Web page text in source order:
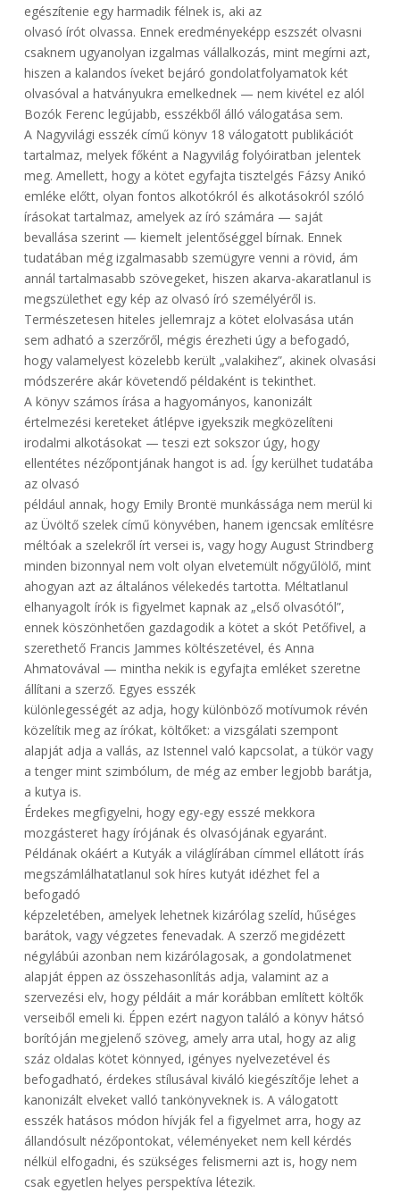
egészítenie egy harmadik félnek is, aki az
olvasó írót olvassa. Ennek eredményeképp eszszét olvasni
csaknem ugyanolyan izgalmas vállalkozás, mint megírni azt,
hiszen a kalandos íveket bejáró gondolatfolyamatok két
olvasóval a hatványukra emelkednek — nem kivétel ez alól
Bozók Ferenc legújabb, esszékből álló válogatása sem.
A Nagyvilági esszék című könyv 18 válogatott publikációt
tartalmaz, melyek főként a Nagyvilág folyóiratban jelentek
meg. Amellett, hogy a kötet egyfajta tisztelgés Fázsy Anikó
emléke előtt, olyan fontos alkotókról és alkotásokról szóló
írásokat tartalmaz, amelyek az író számára — saját
bevallása szerint — kiemelt jelentőséggel bírnak. Ennek
tudatában még izgalmasabb szemügyre venni a rövid, ám
annál tartalmasabb szövegeket, hiszen akarva-akaratlanul is
megszülethet egy kép az olvasó író személyéről is.
Természetesen hiteles jellemrajz a kötet elolvasása után
sem adható a szerzőről, mégis érezheti úgy a befogadó,
hogy valamelyest közelebb került „valakihez”, akinek olvasási
módszerére akár követendő példaként is tekinthet.
A könyv számos írása a hagyományos, kanonizált
értelmezési kereteket átlépve igyekszik megközelíteni
irodalmi alkotásokat — teszi ezt sokszor úgy, hogy
ellentétes nézőpontjának hangot is ad. Így kerülhet tudatába
az olvasó
például annak, hogy Emily Brontë munkássága nem merül ki
az Üvöltő szelek című könyvében, hanem igencsak említésre
méltóak a szelekről írt versei is, vagy hogy August Strindberg
minden bizonnyal nem volt olyan elvetemült nőgyűlölő, mint
ahogyan azt az általános vélekedés tartotta. Méltatlanul
elhanyagolt írók is figyelmet kapnak az „első olvasótól”,
ennek köszönhetően gazdagodik a kötet a skót Petőfivel, a
szerethető Francis Jammes költészetével, és Anna
Ahmatovával — mintha nekik is egyfajta emléket szeretne
állítani a szerző. Egyes esszék
különlegességét az adja, hogy különböző motívumok révén
közelítik meg az írókat, költőket: a vizsgálati szempont
alapját adja a vallás, az Istennel való kapcsolat, a tükör vagy
a tenger mint szimbólum, de még az ember legjobb barátja,
a kutya is.
Érdekes megfigyelni, hogy egy-egy esszé mekkora
mozgásteret hagy írójának és olvasójának egyaránt.
Példának okáért a Kutyák a világlírában címmel ellátott írás
megszámlálhatatlanul sok híres kutyát idézhet fel a
befogadó
képzeletében, amelyek lehetnek kizárólag szelíd, hűséges
barátok, vagy végzetes fenevadak. A szerző megidézett
négylábúi azonban nem kizárólagosak, a gondolatmenet
alapját éppen az összehasonlítás adja, valamint az a
szervezési elv, hogy példáit a már korábban említett költők
verseiből emeli ki. Éppen ezért nagyon találó a könyv hátsó
borítóján megjelenő szöveg, amely arra utal, hogy az alig
száz oldalas kötet könnyed, igényes nyelvezetével és
befogadható, érdekes stílusával kiváló kiegészítője lehet a
kanonizált elveket valló tankönyveknek is. A válogatott
esszék hatásos módon hívják fel a figyelmet arra, hogy az
állandósult nézőpontokat, véleményeket nem kell kérdés
nélkül elfogadni, és szükséges felismerni azt is, hogy nem
csak egyetlen helyes perspektíva létezik.